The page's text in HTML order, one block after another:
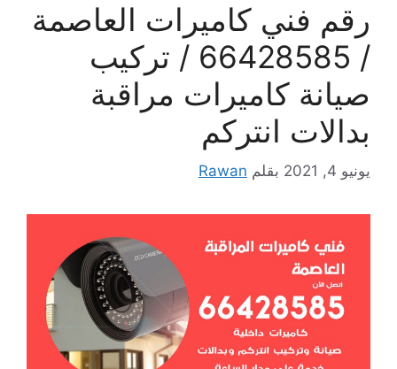
رقم فني كاميرات العاصمة
/ 66428585 / تركيب
صيانة كاميرات مراقبة
بدالات انتركم
يونيو 4, 2021 بقلم Rawan